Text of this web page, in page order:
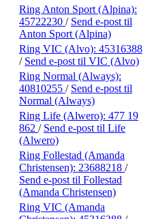
Ring Anton Sport (Alpina):
45722230 / Send e-post til
Anton Sport (Alpina)
Ring VIC (Alvo): 45316388
/ Send e-post til VIC (Alvo)
Ring Normal (Always):
40810255 / Send e-post til
Normal (Always)
Ring Life (Alwero): 477 19
862 / Send e-post til Life
(Alwero)
Ring Follestad (Amanda
Christensen): 23688218 /
Send e-post til Follestad
(Amanda Christensen)
Ring VIC (Amanda